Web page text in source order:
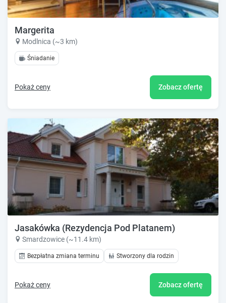
Margerita
Modlnica (~3 km)
Śniadanie
Pokaż ceny Zobacz ofertę
Jasakówka (Rezydencja Pod Platanem)
Smardzowice (~11.4 km)
Bezpłatna zmiana terminu Stworzony dla rodzin
Pokaż ceny Zobacz ofertę